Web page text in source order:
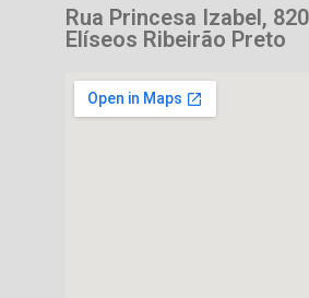
Rua Princesa Izabel,
Elíseos Ribeirão Preto